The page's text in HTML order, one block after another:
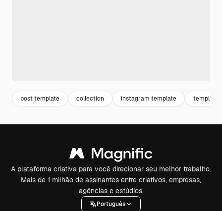
post template collection instagram template template
A plataforma criativa para você direcionar seu melhor trabalho.
Mais de 1 milhão de assinantes entre criativos, empresas,
agências e estúdios.
Português